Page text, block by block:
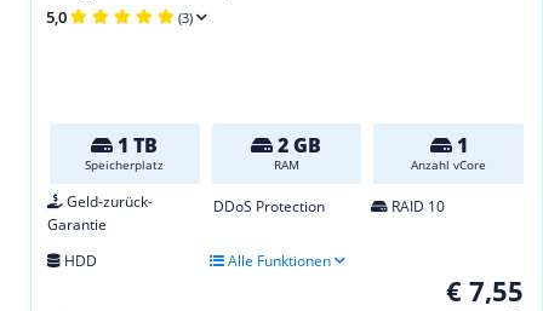
5,0 (3)
1 TB
Speicherplatz
2 GB
RAM
1
Anzahl vCore
Geld-zurück-
Garantie
DDoS Protection RAID 10
HDD Alle Funktionen
€ 7,55